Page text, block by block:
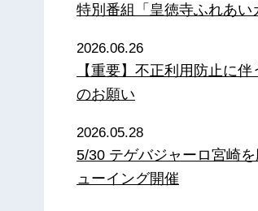
特別番組「皇徳寺ふれあい
2026.06.26
【重要】不正利用防止に
のお願い
2026.05.28
5/30 テゲバジャーロ宮崎
ューイング開催